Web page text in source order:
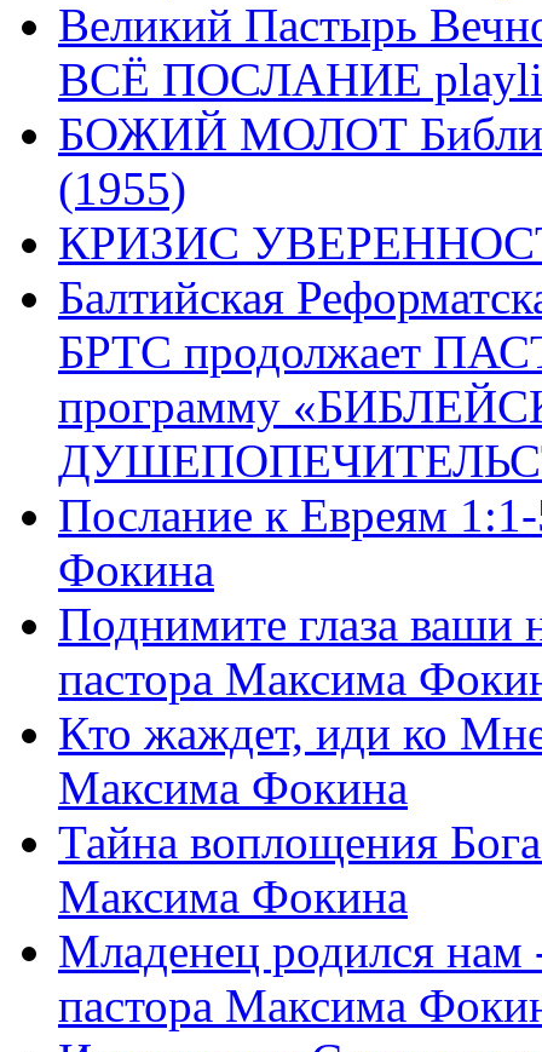
Великий Пастырь
ВСЁ ПОСЛАНИЕ
БОЖИЙ МОЛОТ Библия
(1955)
КРИЗИС
Балтийская
БРТС продолжает
программу
Послание к Евреям
Фокина
Поднимите глаза ваши
пастора Максима
Кто жаждет, иди ко
Максима Фокина
Тайна воплощения
Максима Фокина
Младенец родился
пастора Максима